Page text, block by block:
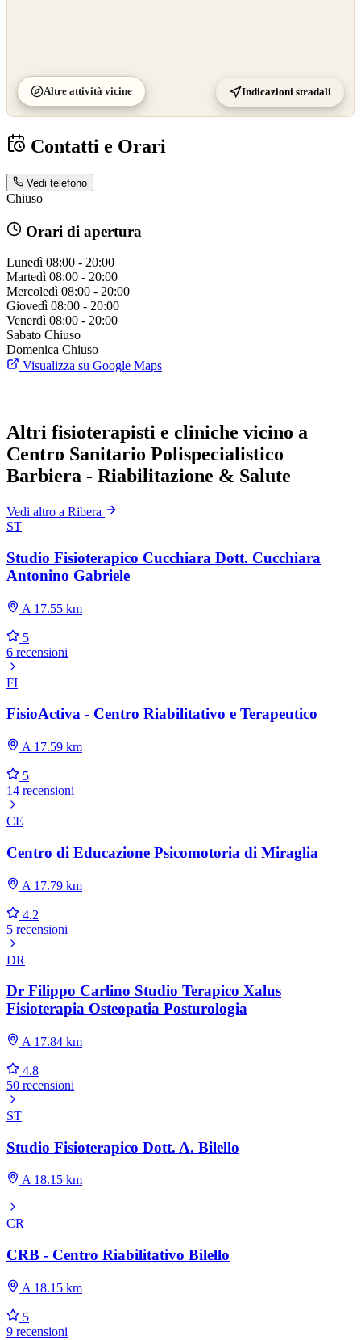
Altre attività vicine Indicazioni stradali
Contatti e Orari
Vedi telefono
Chiuso
Orari di apertura
Lunedì 08:00 - 20:00
Martedì 08:00 - 20:00
Mercoledì 08:00 - 20:00
Giovedì 08:00 - 20:00
Venerdì 08:00 - 20:00
Sabato Chiuso
Domenica Chiuso
Visualizza su Google Maps
Altri fisioterapisti e cliniche vicino a
Centro Sanitario Polispecialistico
Barbiera - Riabilitazione & Salute
Vedi altro a Ribera
ST
Studio Fisioterapico Cucchiara Dott. Cucchiara
Antonino Gabriele
A 17.55 km
5
6 recensioni
FI
FisioActiva - Centro Riabilitativo e Terapeutico
A 17.59 km
5
14 recensioni
CE
Centro di Educazione Psicomotoria di Miraglia
A 17.79 km
4.2
5 recensioni
DR
Dr Filippo Carlino Studio Terapico Xalus
Fisioterapia Osteopatia Posturologia
A 17.84 km
4.8
50 recensioni
ST
Studio Fisioterapico Dott. A. Bilello
A 18.15 km
CR
CRB - Centro Riabilitativo Bilello
A 18.15 km
5
9 recensioni